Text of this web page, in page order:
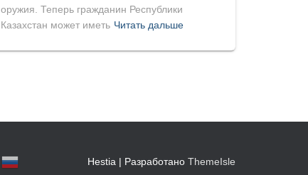
оружия. Теперь гражданин Республики
Казахстан может иметь Читать дальше
Hestia | Разработано ThemeIsle